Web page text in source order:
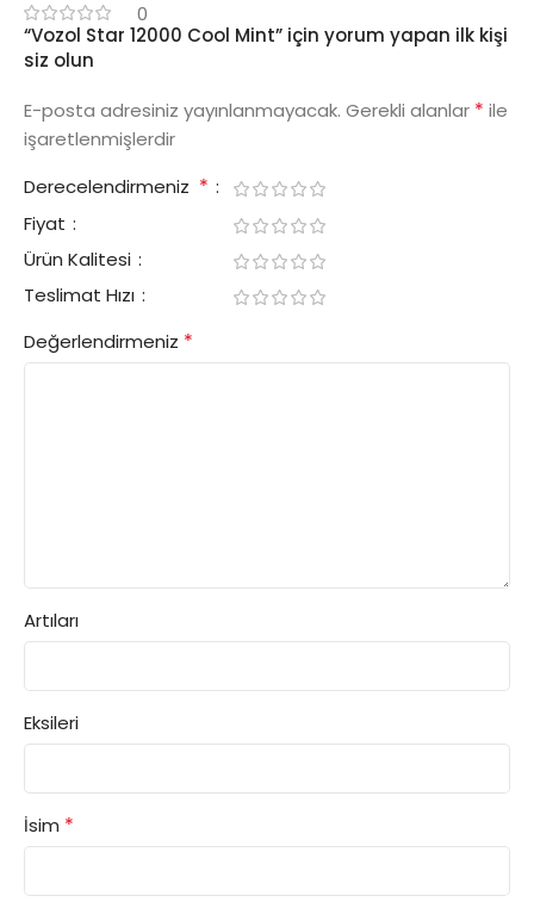
0
“Vozol Star 12000 Cool Mint” için yorum yapan ilk kişi
siz olun
E-posta adresiniz yayınlanmayacak. Gerekli alanlar * ile
işaretlenmişlerdir
Derecelendirmeniz *
Fiyat
Ürün Kalitesi
Teslimat Hızı
Değerlendirmeniz *
Artıları
Eksileri
İsim *